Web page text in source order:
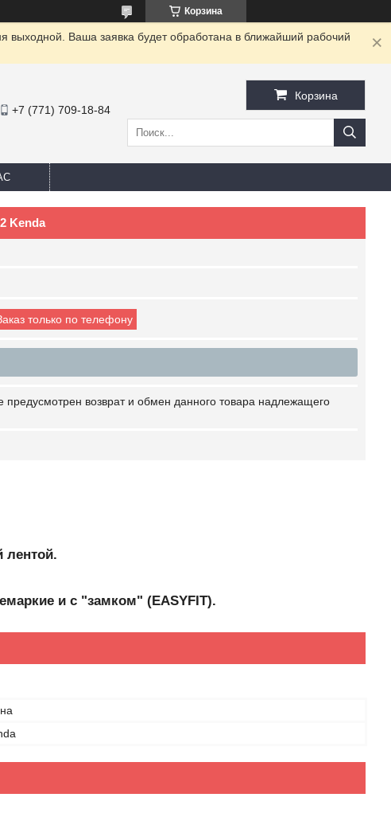
Корзина
выходной. Ваша заявка будет обработана в ближайший рабочий
+7 (771) 709-18-84
Корзина
Kenda
только по телефону
предусмотрен возврат и обмен данного товара надлежащего
лентой.
и с "замком" (EASYFIT).